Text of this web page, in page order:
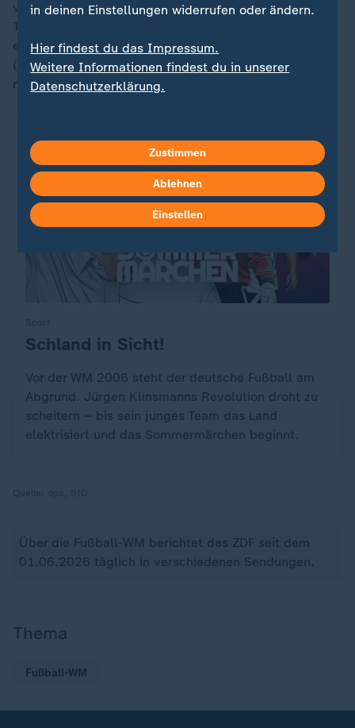
verbessert auf als noch im ersten Durchgang. Igor
Thiago scheiterte an Bono (52.), Raphinha verpasste
eine scharfe Hereingabe am Fünfmeterraum nur knapp
(67.). Ein Treffer wollte aber keinem der beiden Teams
mehr gelingen.
:Schland in Sicht!
Vor der WM 2006 steht der deutsche Fußball am
Abgrund. Jürgen Klinsmanns Revolution droht zu
scheitern – bis sein junges Team das Land
elektrisiert und das Sommermärchen beginnt.
Über die Fußball-WM berichtet das ZDF seit dem
01.06.2026 täglich in verschiedenen Sendungen.
Thema
Fußball-WM
in deinen Einstellungen widerrufen oder ändern.
Hier findest du das Impressum.
Weitere Informationen findest du in unserer
Datenschutzerklärung.
Zustimmen
Ablehnen
Einstellen